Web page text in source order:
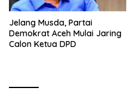
Jelang Musda, Partai
Demokrat Aceh Mulai Jaring
Calon Ketua DPD